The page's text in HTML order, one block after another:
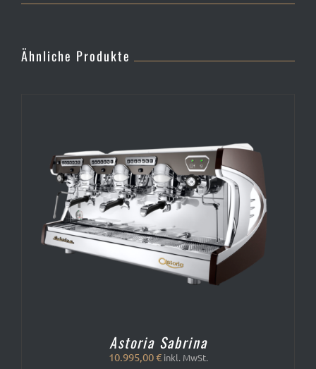
Ähnliche Produkte
Astoria Sabrina
10.995,00€ inkl. MwSt.